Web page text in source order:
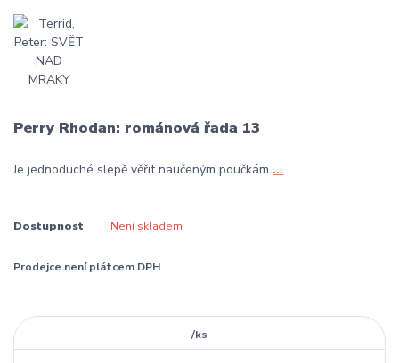
Perry Rhodan: románová řada 13
Je jednoduché slepě věřit naučeným poučkám ...
Dostupnost Není skladem
Prodejce není plátcem DPH
/ks